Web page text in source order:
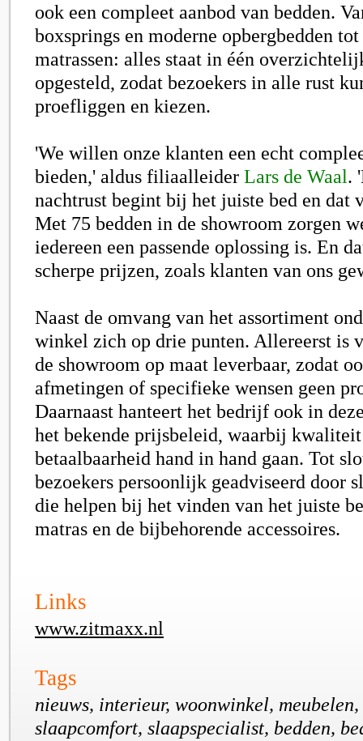
ook een compleet aanbod van bedden.
boxsprings en moderne opbergbedden
matrassen: alles staat in één
opgesteld, zodat bezoekers in alle rust
proefliggen en kiezen.
'We willen onze klanten een echt
bieden,' aldus filiaalleider Lars de Waal.
nachtrust begint bij het juiste bed en dat
Met 75 bedden in de showroom zorgen
iedereen een passende oplossing is. En
scherpe prijzen, zoals klanten van ons
Naast de omvang van het assortiment
winkel zich op drie punten. Allereerst is
de showroom op maat leverbaar, zodat
afmetingen of specifieke wensen geen
Daarnaast hanteert het bedrijf ook in
het bekende prijsbeleid, waarbij
betaalbaarheid hand in hand gaan. Tot
bezoekers persoonlijk geadviseerd door
die helpen bij het vinden van het juiste
matras en de bijbehorende accessoires.
Links
www.zitmaxx.nl
Tags
nieuws, interieur, woonwinkel,
slaapcomfort, slaapspecialist, bedden,